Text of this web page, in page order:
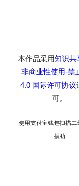
本作品采用知识共
非商业性使用-禁
4.0 国际许可协议
可。
使用支付宝钱包扫描二
捐助